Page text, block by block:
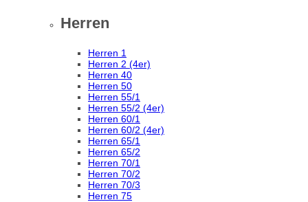
Herren
Herren 1
Herren 2 (4er)
Herren 40
Herren 50
Herren 55/1
Herren 55/2 (4er)
Herren 60/1
Herren 60/2 (4er)
Herren 65/1
Herren 65/2
Herren 70/1
Herren 70/2
Herren 70/3
Herren 75